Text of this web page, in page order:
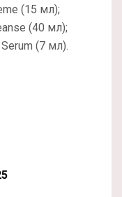
(15 мл);
(40 мл);
(7 мл).